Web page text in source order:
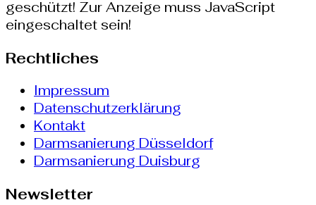
geschützt! Zur Anzeige muss JavaScript
eingeschaltet sein!
Rechtliches
Impressum
Datenschutzerklärung
Kontakt
Darmsanierung Düsseldorf
Darmsanierung Duisburg
Newsletter